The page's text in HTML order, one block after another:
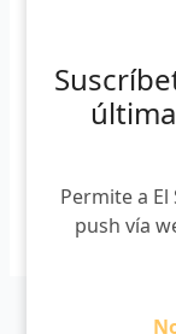
Permite a
push vía
intensificarán los
capacidad, será
motivo del […]
Leer más »